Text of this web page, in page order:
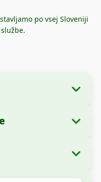
po vsej Sloveniji
97, Sector 4,